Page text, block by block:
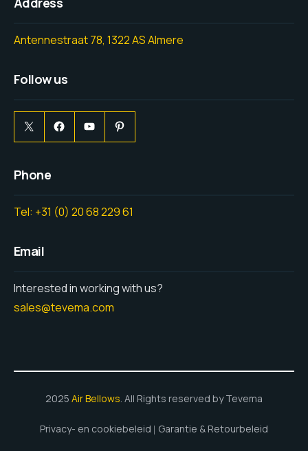
Antennestraat 78, 1322 AS Almere
Follow us
Phone
Tel: +31 (0) 20 68 229 61
Email
Interested in working with us?
sales@tevema.com
2025 Air Bellows. All Rights reserved by Tevema
Privacy- en cookiebeleid Garantie & Retourbeleid